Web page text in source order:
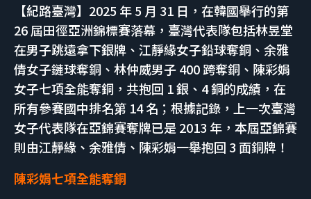
【紀路臺灣】2025 年 5 月 31 日，在韓國舉行的第
26 屆田徑亞洲錦標賽落幕，臺灣代表隊包括林昱堂
在男子跳遠拿下銀牌、江靜緣女子鉛球奪銅、余雅
倩女子鏈球奪銅、林仲威男子 400 跨奪銅、陳彩娟
女子七項全能奪銅，共抱回 1 銀、4 銅的成績，在
所有參賽國中排名第 14 名；根據記錄，上一次臺灣
女子代表隊在亞錦賽奪牌已是 2013 年，本屆亞錦賽
則由江靜緣、余雅倩、陳彩娟一舉抱回 3 面銅牌！
陳彩娟七項全能奪銅